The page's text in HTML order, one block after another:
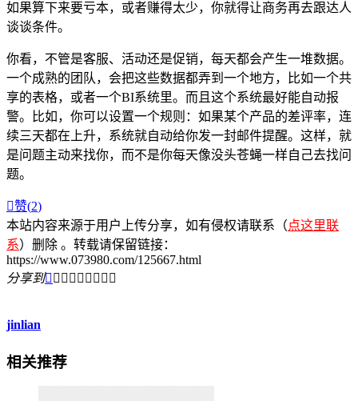
如果算下来要亏本，或者赚得太少，你就得让商务再去跟达人
谈谈条件。
你看，不管是客服、活动还是促销，每天都会产生一堆数据。
一个成熟的团队，会把这些数据都弄到一个地方，比如一个共
享的表格，或者一个BI系统里。而且这个系统最好能自动报
警。比如，你可以设置一个规则：如果某个产品的差评率，连
续三天都在上升，系统就自动给你发一封邮件提醒。这样，就
是问题主动来找你，而不是你每天像没头苍蝇一样自己去找问
题。
赞(2)
本站内容来源于用户上传分享，如有侵权请联系（点这里联
系）删除 。转载请保留链接：
https://www.073980.com/125667.html
分享到        
jinlian
相关推荐